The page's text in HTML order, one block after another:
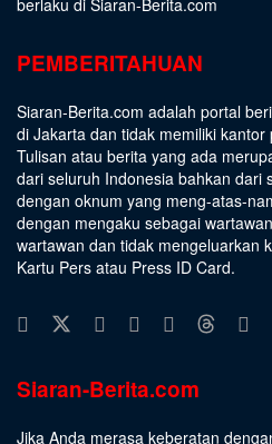
PEMBERITAHUAN
Siaran-Berita.com adalah portal
di Jakarta dan tidak memiliki
Tulisan atau berita yang ada
dari seluruh Indonesia bahkan dari
dengan oknum yang meng-atas-
dengan mengaku sebagai
wartawan dan tidak mengeluarkan
Kartu Pers atau Press ID Card.
Siaran-Berita.com
Jika Anda merasa keberatan